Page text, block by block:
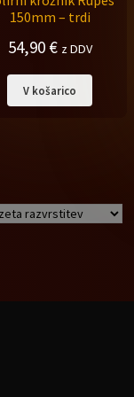
150mm – trdi
54,90€ z DDV
V košarico